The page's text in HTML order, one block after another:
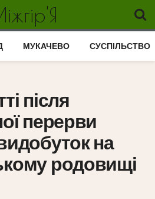
МУКАЧЕВО СУСПІЛЬСТВО
після
перерви
на
родовищі